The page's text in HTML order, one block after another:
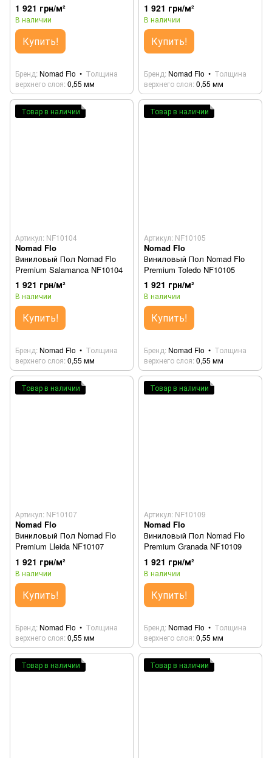
1 921 грн/м²
В наличии
Купить!
Бренд Nomad Flo
Толщина
верхнего слоя 0,55 мм
1 921 грн/м²
В наличии
Купить!
Бренд Nomad Flo
Толщина
верхнего слоя 0,55 мм
Товар в наличии
Артикул: NF10104
Nomad Flo
Виниловый Пол Nomad Flo
Premium Salamanca NF10104
1 921 грн/м²
В наличии
Купить!
Бренд Nomad Flo
Толщина
верхнего слоя 0,55 мм
Товар в наличии
Артикул: NF10105
Nomad Flo
Виниловый Пол Nomad Flo
Premium Toledo NF10105
1 921 грн/м²
В наличии
Купить!
Бренд Nomad Flo
Толщина
верхнего слоя 0,55 мм
Товар в наличии
Артикул: NF10107
Nomad Flo
Виниловый Пол Nomad Flo
Premium Lleida NF10107
1 921 грн/м²
В наличии
Купить!
Бренд Nomad Flo
Толщина
верхнего слоя 0,55 мм
Товар в наличии
Артикул: NF10109
Nomad Flo
Виниловый Пол Nomad Flo
Premium Granada NF10109
1 921 грн/м²
В наличии
Купить!
Бренд Nomad Flo
Толщина
верхнего слоя 0,55 мм
Товар в наличии Товар в наличии